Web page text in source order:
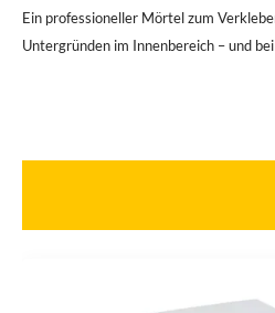
Ein professioneller Mörtel zum
Untergründen im Innenbereich – und